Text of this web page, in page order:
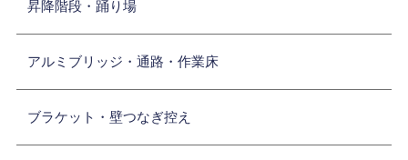
昇降階段・踊り場
アルミブリッジ・通路・作業床
ブラケット・壁つなぎ控え